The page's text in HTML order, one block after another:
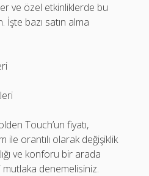
ve özel etkinliklerde bu
bazı satın alma
Touch’un fiyatı,
ile orantılı olarak değişiklik
ve konforu bir arada
mutlaka denemelisiniz.